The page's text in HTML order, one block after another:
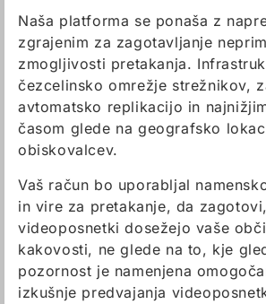
Naša platforma se ponaša z
zgrajenim za zagotavljanje
zmogljivosti pretakanja.
čezcelinsko omrežje strežnikov,
avtomatsko replikacijo in
časom glede na geografsko
obiskovalcev.
Vaš račun bo uporabljal
in vire za pretakanje, da
videoposnetki dosežejo vaše
kakovosti, ne glede na to, kje
pozornost je namenjena
izkušnje predvajanja